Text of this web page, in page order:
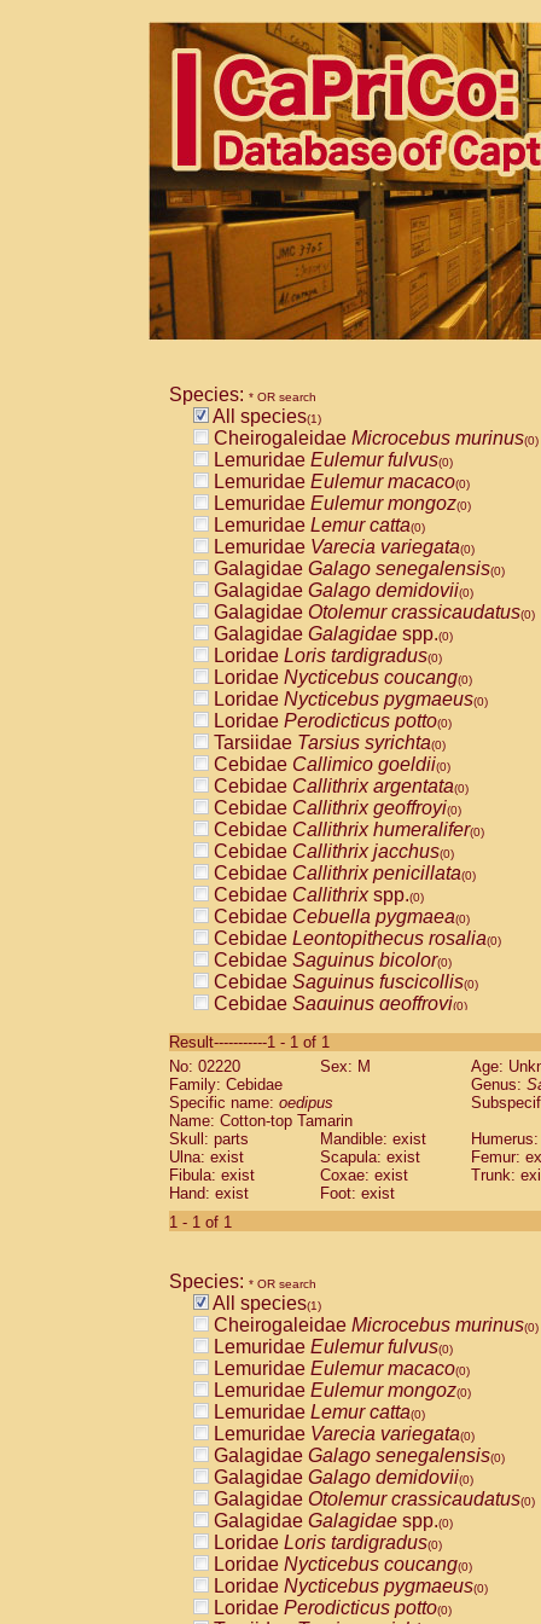
Species: * OR search
All species(1)
Cheirogaleidae Microcebus murinus(0)
Lemuridae Eulemur fulvus(0)
Lemuridae Eulemur macaco(0)
Lemuridae Eulemur mongoz(0)
Lemuridae Lemur catta(0)
Lemuridae Varecia variegata(0)
Galagidae Galago senegalensis(0)
Galagidae Galago demidovii(0)
Galagidae Otolemur crassicaudatus(0)
Galagidae Galagidae spp.(0)
Loridae Loris tardigradus(0)
Loridae Nycticebus coucang(0)
Loridae Nycticebus pygmaeus(0)
Loridae Perodicticus potto(0)
Tarsiidae Tarsius syrichta(0)
Cebidae Callimico goeldii(0)
Cebidae Callithrix argentata(0)
Cebidae Callithrix geoffroyi(0)
Cebidae Callithrix humeralifer(0)
Cebidae Callithrix jacchus(0)
Cebidae Callithrix penicillata(0)
Cebidae Callithrixspp.(0)
Cebidae Cebuella pygmaea(0)
Cebidae Leontopithecus rosalia(0)
Cebidae Saguinus bicolor(0)
Cebidae Saguinus fuscicollis(0)
Cebidae Saguinus geoffroyi(0)
CebidaeSaguinus labiatus(0)
Cebidae Saguinus leucopus (0)
Cebidae
CebidaeSaguinus mystax
Cebidae Saguinus nigricollis (0)
Cebidae Saguinus oedipus
Cebidae Saguinus weddelli
Cebidae Saguinusspp.
Cebidae
CebidaeCebus capucinus
CebidaeCebus nigrivittatus
CebidaeCebus spp.(0)
CebidaeSaimiri boliviensis(0)
CebidaeSaimiri sciureus(0)
AtelidaeAlouatta caraya(0)
AtelidaeAlouatta fusca(0)
AtelidaeAlouatta seniculus(0)
AtelidaeAlouattaspp.(0)
AtelidaeAteles belzebuth(0)
AtelidaeAteles geoffroyi(0)
AtelidaeAteles paniscus(0)
AtelidaeAtelesspp.(0)
AtelidaeLagothrix lagothricha(0)
AtelidaeLagothrix lagothricha cana
PitheciidaeCacajao calvus
Result-----------1 - 1 of 1
No: 02220
Sex: M
Age:
Family: Cebidae
Genus:
Specific name: oedipus
Name: Cotton-top Tamarin
Skull: parts
Mandible: exist
Ulna: exist
Scapula: exist
Femur:
Fibula: exist
Coxae: exist
Trunk:
Hand: exist
Foot: exist
1 - 1 of 1
Species: * OR search
All species(1)
Cheirogaleidae Microcebus murinus(0)
Lemuridae Eulemur fulvus(0)
Lemuridae Eulemur macaco(0)
Lemuridae Eulemur mongoz(0)
Lemuridae Lemur catta(0)
Lemuridae Varecia variegata(0)
Galagidae Galago senegalensis(0)
Galagidae Galago demidovii(0)
Galagidae Otolemur crassicaudatus(0)
Galagidae Galagidae spp.(0)
Loridae Loris tardigradus(0)
Loridae Nycticebus coucang(0)
Loridae Nycticebus pygmaeus(0)
Loridae Perodicticus potto(0)